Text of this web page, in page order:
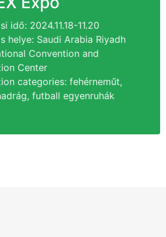
idő: 2024.11.18-11.20
helye: Saudi Arabia Riyadh
Convention and
Center
categories: fehérneműt,
futball egyenruhák